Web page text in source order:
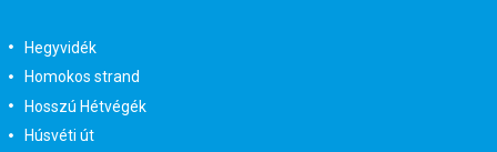
Hegyvidék
Homokos strand
Hosszú Hétvégék
Húsvéti út